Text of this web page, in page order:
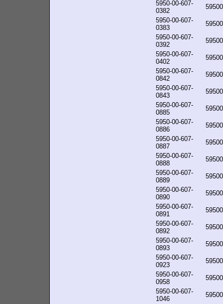
5950-00-607-
0382
5950-00-607-
0383
5950-00-607-
0392
5950-00-607-
0402
5950-00-607-
0842
5950-00-607-
0843
5950-00-607-
0885
5950-00-607-
0886
5950-00-607-
0887
5950-00-607-
0888
5950-00-607-
0889
5950-00-607-
0890
5950-00-607-
0891
5950-00-607-
0892
5950-00-607-
0893
5950-00-607-
0923
5950-00-607-
0958
5950-00-607-
1046